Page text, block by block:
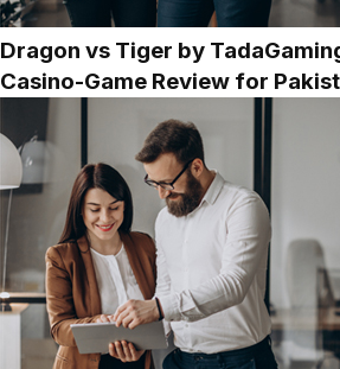
Dragon vs Tiger by
Casino-Game Review for